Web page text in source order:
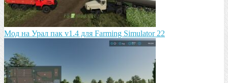
Мод на Урал пак v1.4 для Farming Simulator 22